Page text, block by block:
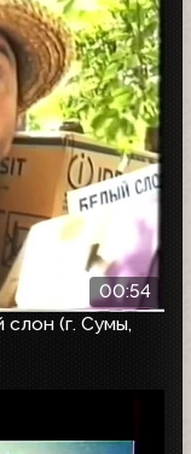
00:54
слон (г. Сумы,